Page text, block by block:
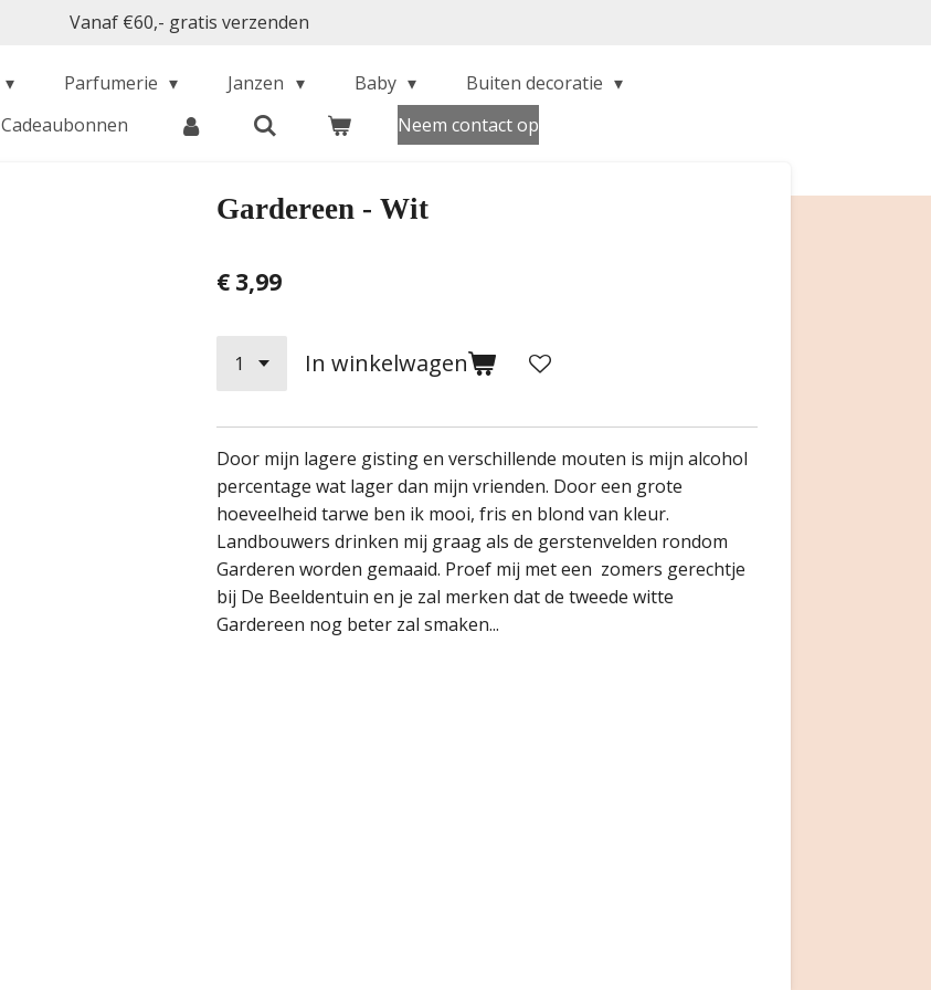
Vanaf €60,- gratis verzenden
Parfumerie Janzen Baby
Buiten decoratie
Cadeaubonnen Neem contact op
Gardereen - Wit
€ 3,99
In winkelwagen
Door mijn lagere gisting en verschillende mouten is mijn alcohol
percentage wat lager dan mijn vrienden. Door een grote
hoeveelheid tarwe ben ik mooi, fris en blond van kleur.
Landbouwers drinken mij graag als de gerstenvelden rondom
Garderen worden gemaaid. Proef mij met een zomers gerechtje
bij De Beeldentuin en je zal merken dat de tweede witte
Gardereen nog beter zal smaken...